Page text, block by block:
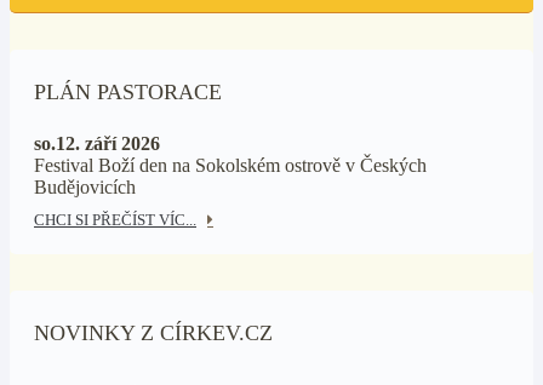
PLÁN PASTORACE
so.12. září 2026
Festival Boží den na Sokolském ostrově v Českých
Budějovicích
CHCI SI PŘEČÍST VÍC...
NOVINKY Z CÍRKEV.CZ